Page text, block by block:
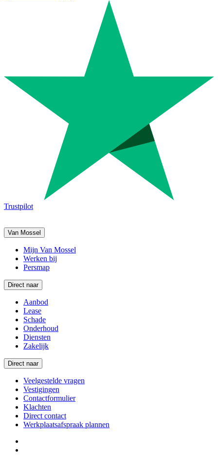
Trustpilot
Van Mossel
Mijn Van Mossel
Werken bij
Persmap
Direct naar
Aanbod
Lease
Schade
Onderhoud
Diensten
Zakelijk
Direct naar
Veelgestelde vragen
Vestigingen
Contactformulier
Klachten
Direct contact
Werkplaatsafspraak plannen